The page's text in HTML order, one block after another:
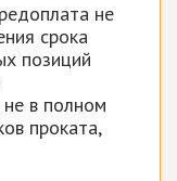
не
срока
позиций
не в полном
проката,